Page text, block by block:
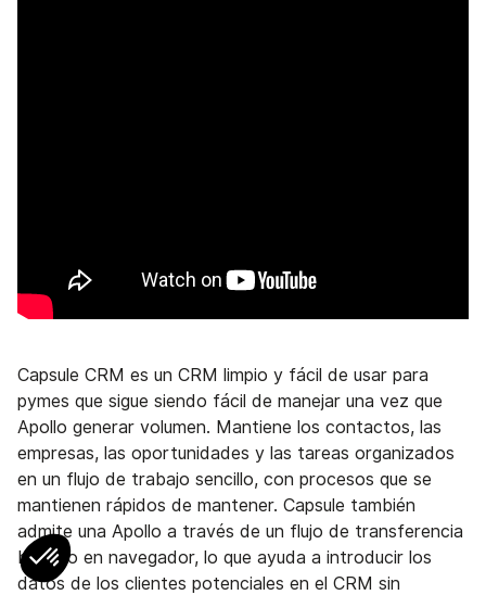
Capsule CRM es un CRM limpio y fácil de usar para
pymes que sigue siendo fácil de manejar una vez que
Apollo generar volumen. Mantiene los contactos, las
empresas, las oportunidades y las tareas organizados
en un flujo de trabajo sencillo, con procesos que se
mantienen rápidos de mantener. Capsule también
admite una Apollo a través de un flujo de transferencia
basado en navegador, lo que ayuda a introducir los
datos de los clientes potenciales en el CRM sin